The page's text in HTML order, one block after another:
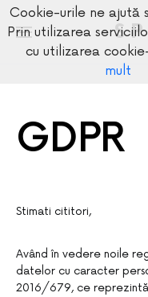
GDPR
Stimati cititori,
Având în vedere noile
datelor cu caracter
2016/679, ce
Cookie-urile ne ajută
Prin utilizarea
cu utilizarea
mult